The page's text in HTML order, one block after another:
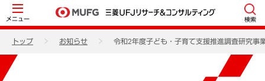
メニュー 検索
トップ お知らせ 令和2年度子ども・子育て支援推進調査研究事